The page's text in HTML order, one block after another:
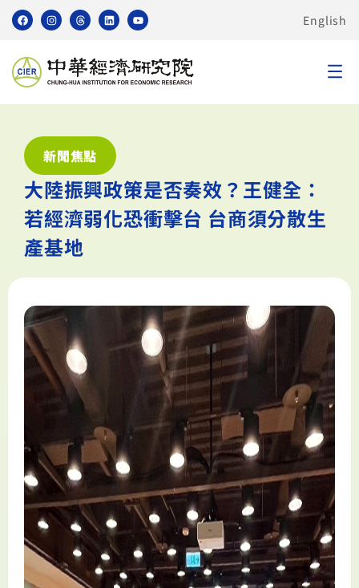
English
新聞焦點
大陸振興政策是否奏效？王健全：
若經濟弱化恐衝擊台 台商須分散生
產基地